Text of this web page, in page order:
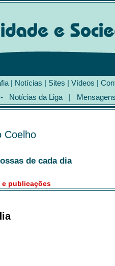
| Notícias | Sites | Vídeos |
Notícias da Liga |
Coelho
de cada dia
publicações